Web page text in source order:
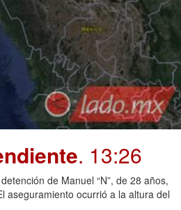
. 13:26
de Manuel “N”, de 28 años,
aseguramiento ocurrió a la altura del